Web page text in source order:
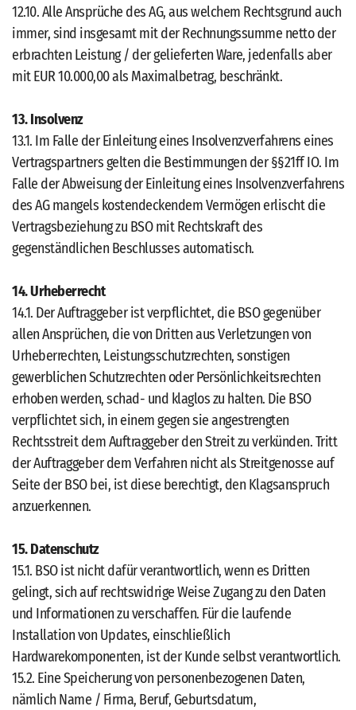
12.10. Alle Ansprüche des AG, aus welchem Rechtsgrund auch
immer, sind insgesamt mit der Rechnungssumme netto der
erbrachten Leistung / der gelieferten Ware, jedenfalls aber
mit EUR 10.000,00 als Maximalbetrag, beschränkt.
13. Insolvenz
13.1. Im Falle der Einleitung eines Insolvenzverfahrens eines
Vertragspartners gelten die Bestimmungen der §§21ff IO. Im
Falle der Abweisung der Einleitung eines Insolvenzverfahrens
des AG mangels kostendeckendem Vermögen erlischt die
Vertragsbeziehung zu BSO mit Rechtskraft des
gegenständlichen Beschlusses automatisch.
14. Urheberrecht
14.1. Der Auftraggeber ist verpflichtet, die BSO gegenüber
allen Ansprüchen, die von Dritten aus Verletzungen von
Urheberrechten, Leistungsschutzrechten, sonstigen
gewerblichen Schutzrechten oder Persönlichkeitsrechten
erhoben werden, schad- und klaglos zu halten. Die BSO
verpflichtet sich, in einem gegen sie angestrengten
Rechtsstreit dem Auftraggeber den Streit zu verkünden. Tritt
der Auftraggeber dem Verfahren nicht als Streitgenosse auf
Seite der BSO bei, ist diese berechtigt, den Klagsanspruch
anzuerkennen.
15. Datenschutz
15.1. BSO ist nicht dafür verantwortlich, wenn es Dritten
gelingt, sich auf rechtswidrige Weise Zugang zu den Daten
und Informationen zu verschaffen. Für die laufende
Installation von Updates, einschließlich
Hardwarekomponenten, ist der Kunde selbst verantwortlich.
15.2. Eine Speicherung von personenbezogenen Daten,
nämlich Name / Firma, Beruf, Geburtsdatum,